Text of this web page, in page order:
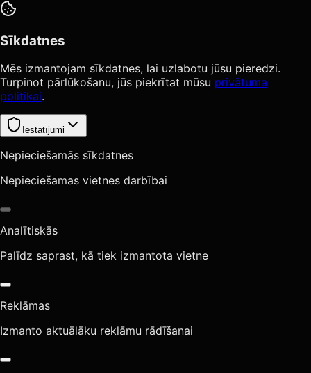
Sīkdatnes
Mēs izmantojam sīkdatnes, lai uzlabotu jūsu pieredzi.
Turpinot pārlūkošanu, jūs piekrītat mūsu privātuma
politikai.
Iestatījumi
Nepieciešamās sīkdatnes
Nepieciešamas vietnes darbībai
Analītiskās
Palīdz saprast, kā tiek izmantota vietne
Reklāmas
Izmanto aktuālāku reklāmu rādīšanai